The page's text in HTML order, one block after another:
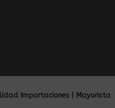
Importaciones | Mayorista